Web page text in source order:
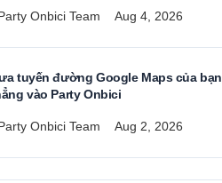
Onbici Team Aug 4, 2026
tuyến đường Google Maps của bạn
vào Party Onbici
Onbici Team Aug 2, 2026